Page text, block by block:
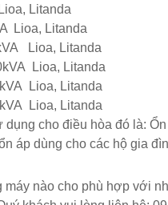
Litanda
Lioa, Litanda
Lioa, Litanda
Lioa, Litanda
Lioa, Litanda
Lioa, Litanda
cho điều hòa đó là:
áp dùng cho các hộ gia
nào cho phù hợp với